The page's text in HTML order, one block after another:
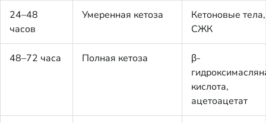
24–48
часов
Умеренная кетоза
Кетоновые тела,
СЖК
48–72 часа Полная кетоза
β-
кислота,
ацетоацетат